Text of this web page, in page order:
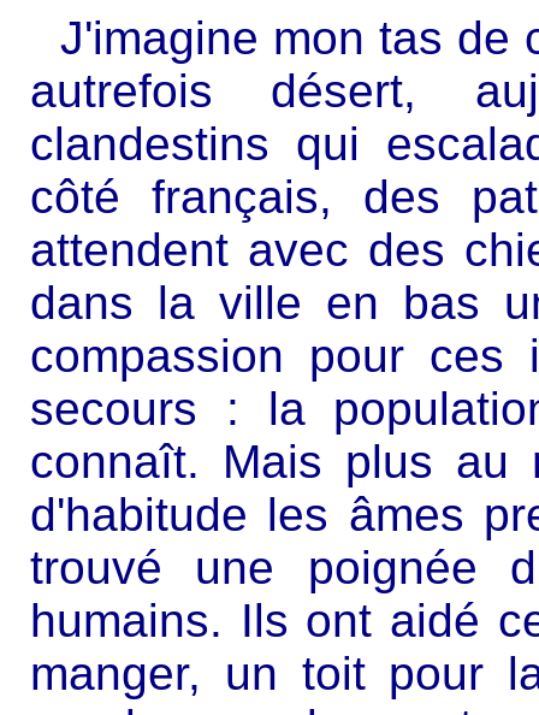
J'imagine mon tas de
autrefois désert,
clandestins qui
côté français, des
attendent avec des
dans la ville en bas
compassion pour
secours : la
connaît. Mais plus au
d'habitude les âmes
trouvé une poignée
humains. Ils ont aidé
manger, un toit pour